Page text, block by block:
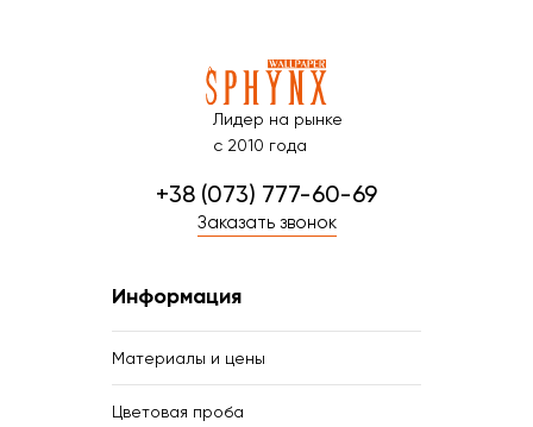
Лидер на рынке
с 2010 года
+38 (073) 777-60-69
Заказать звонок
Информация
Материалы и цены
Цветовая проба